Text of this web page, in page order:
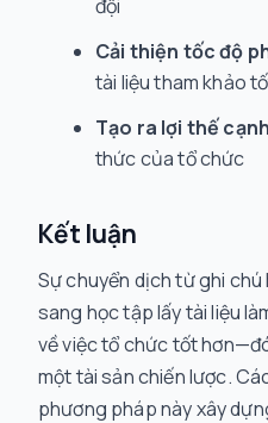
đội
Cải thiện tốc độ
tài liệu tham khảo
Tạo ra lợi thế
thức của tổ chức
Kết luận
Sự chuyển dịch từ ghi
sang học tập lấy tài liệu
về việc tổ chức tốt
một tài sản chiến lược.
phương pháp này xây